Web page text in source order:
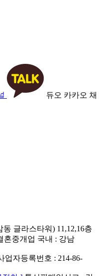
듀오 카카오 채
글라스타워) 11,12,16층
혼중개업 국내 : 강남
업자등록번호 : 214-86-